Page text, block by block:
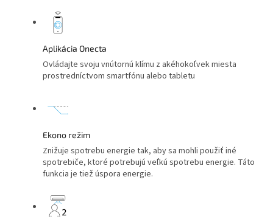
Aplikácia Onecta
Ovládajte svoju vnútornú klímu z akéhokoľvek miesta
prostredníctvom smartfónu alebo tabletu
Ekono režim
Znižuje spotrebu energie tak, aby sa mohli použiť iné
spotrebiče, ktoré potrebujú veľkú spotrebu energie. Táto
funkcia je tiež úspora energie.